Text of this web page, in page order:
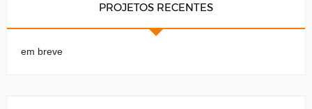
PROJETOS RECENTES
em breve